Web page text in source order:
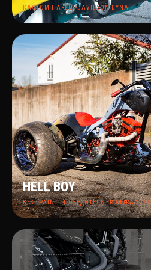
КАСТОМ HARLEY-DAVIDSON DYNA
2025
HELL BOY
BEST PAINT · ПОБЕДИТЕЛЬ ERICEIRA 2026